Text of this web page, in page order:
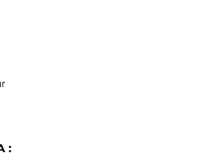
: